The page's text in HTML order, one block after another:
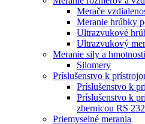
Merače
Meranie hrúbky
Ultrazvukové
Ultrazvukový
Meranie sily a hmotnosti
Silomery
Príslušenstvo k
Príslušenstvo k
Príslušenstvo k
zbernicou RS 232
Priemyselné merania